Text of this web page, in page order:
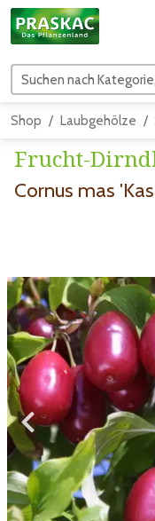
Shop Laubgehölze
Frucht-
Cornus mas
Zum vorigen Bild